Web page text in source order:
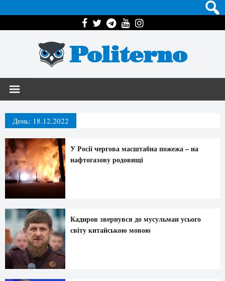
Politerno
День: 18.12.2022
У Росії чергова масштабна пожежа – на
нафтогазову родовищі
Кадиров звернувся до мусульман усього
світу китайською мовою